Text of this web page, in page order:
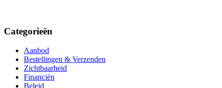
Categorieën
Aanbod
Bestellingen & Verzenden
Zichtbaarheid
Financiën
Beleid